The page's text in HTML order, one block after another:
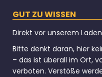
GUT ZU WISSEN
Direkt vor unserem
Bitte denkt daran, hier
– das ist überall im Ort,
verboten. Verstöße